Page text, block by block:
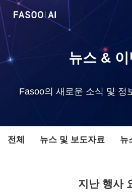
뉴스 & 이
Fasoo의 새로운 소식 및 정
전체 뉴스 및 보도자료 뉴
지난 행사